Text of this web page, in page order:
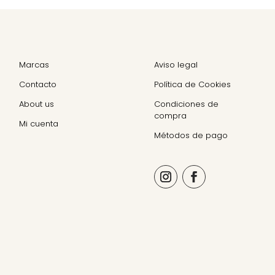
Marcas
Contacto
About us
Mi cuenta
Aviso legal
Política de Cookies
Condiciones de
compra
Métodos de pago